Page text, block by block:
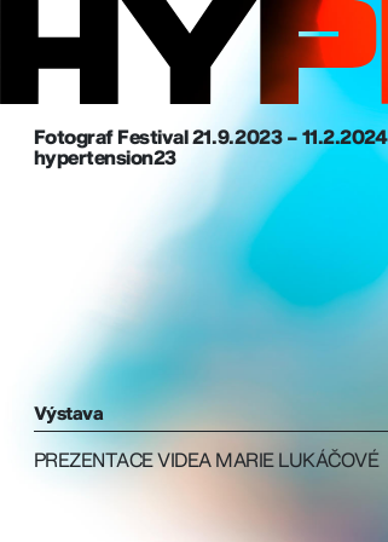
Fotograf Festival 21. 9. 2023 – 11.2.2024
hypertension23
Výstava
PREZENTACE VIDEA MARIE LUKÁČOVÉ